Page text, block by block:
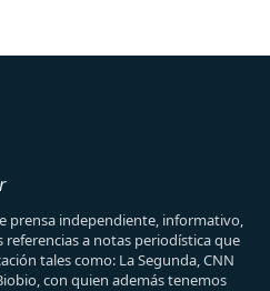
prensa independiente, informativo,
referencias a notas periodística que
tales como: La Segunda, CNN
con quien además tenemos